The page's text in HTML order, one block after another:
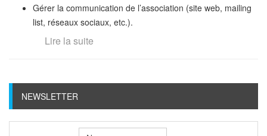
Gérer la communication de l’association (site web, mailing
list, réseaux sociaux, etc.).
Lire la suite
NEWSLETTER